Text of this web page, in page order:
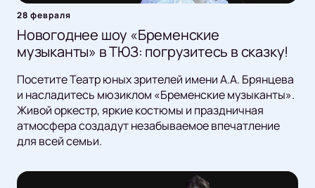
28 февраля
Новогоднее шоу «Бременские
музыканты» в ТЮЗ: погрузитесь в сказку!
Посетите Театр юных зрителей имени А.А. Брянцева
и насладитесь мюзиклом «Бременские музыканты».
Живой оркестр, яркие костюмы и праздничная
атмосфера создадут незабываемое впечатление
для всей семьи.